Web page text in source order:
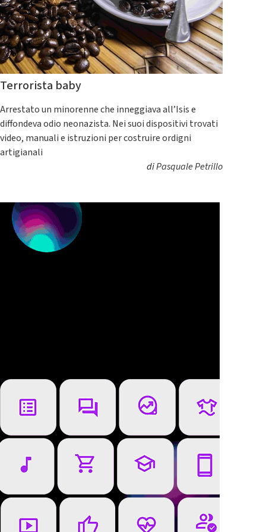
Terrorista baby
Arrestato un minorenne che inneggiava all’Isis e
diffondeva odio neonazista. Nei suoi dispositivi trovati
video, manuali e istruzioni per costruire ordigni
artigianali
diPasquale Petrillo